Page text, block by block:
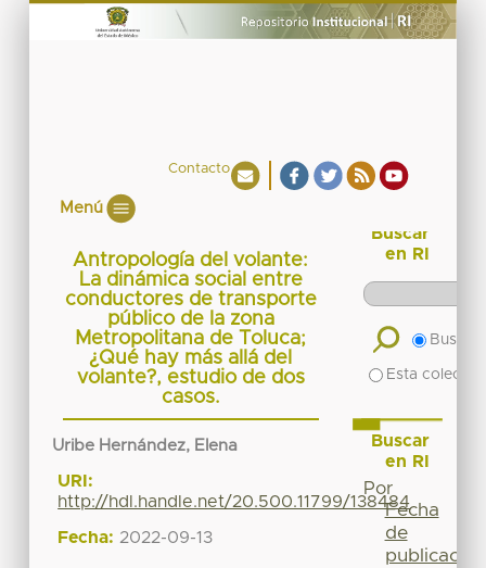
Contacto
Menú
Antropología del volante:
La dinámica social entre
conductores de transporte
público de la zona
Metropolitana de Toluca;
¿Qué hay más allá del
volante?, estudio de dos
casos.
Uribe Hernández, Elena
URI:
http://hdl.handle.net/20.500.11799/138484
Fecha: 2022-09-13
Buscar
en RI
Buscar
Esta
Buscar
en RI
Por
Fecha
de
publicación